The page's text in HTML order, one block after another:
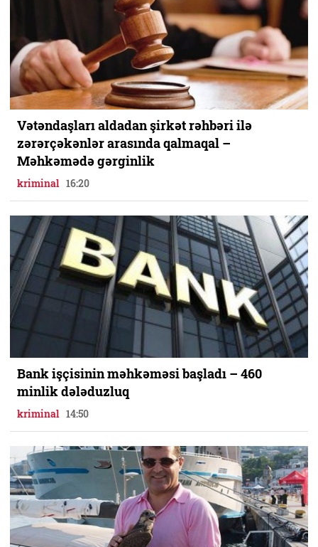
Vətəndaşları aldadan şirkət rəhbəri ilə
zərərçəkənlər arasında qalmaqal –
Məhkəmədə gərginlik
kriminal 16:20
Bank işçisinin məhkəməsi başladı – 460
minlik dələduzluq
kriminal 14:50